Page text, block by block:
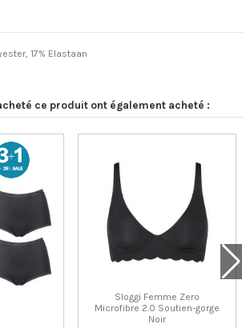
17% Elastaan
ce produit ont également acheté :
Sloggi Femme Zero
Microfibre 2.0 Soutien-gorge
Noir